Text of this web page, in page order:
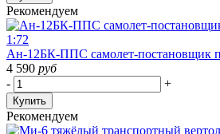
Рекомендуем
Ан-12БК-ППС самолет-постановщик
4 590 руб
-
+
Купить
Рекомендуем